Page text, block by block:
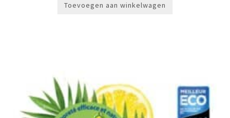
Toevoegen aan winkelwagen